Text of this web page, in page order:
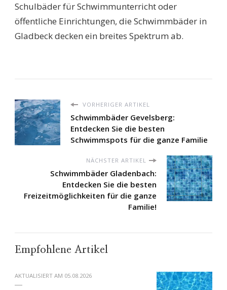
Schulbäder für Schwimmunterricht oder
öffentliche Einrichtungen, die Schwimmbäder in
Gladbeck decken ein breites Spektrum ab.
VORHERIGER ARTIKEL
Schwimmbäder Gevelsberg:
Entdecken Sie die besten
Schwimmspots für die ganze Familie
NÄCHSTER ARTIKEL
Schwimmbäder Gladenbach:
Entdecken Sie die besten
Freizeitmöglichkeiten für die ganze
Familie!
Empfohlene Artikel
AKTUALISIERT AM 05.08.2026